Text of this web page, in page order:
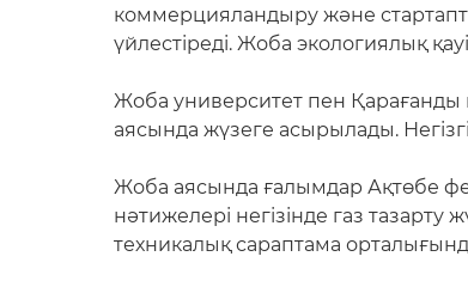
коммерцияландыру және
үйлестіреді. Жоба экологиялық
Жоба университет пен
аясында жүзеге асырылады.
Жоба аясында ғалымдар Ақтөбе
нәтижелері негізінде газ
техникалық сараптама